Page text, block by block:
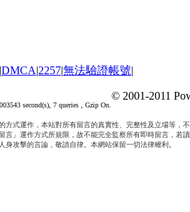
|DMCA|2257|無法驗證帳號|
second(s), 7 queries , Gzip On.
© 2001-2011
方式運作，本站對所有留言的真實性、完整性及立場等
言」運作方式所規限，故不能完全監察所有即時留言，
身攻擊的言論，敬請自律。本網站保留一切法律權利。